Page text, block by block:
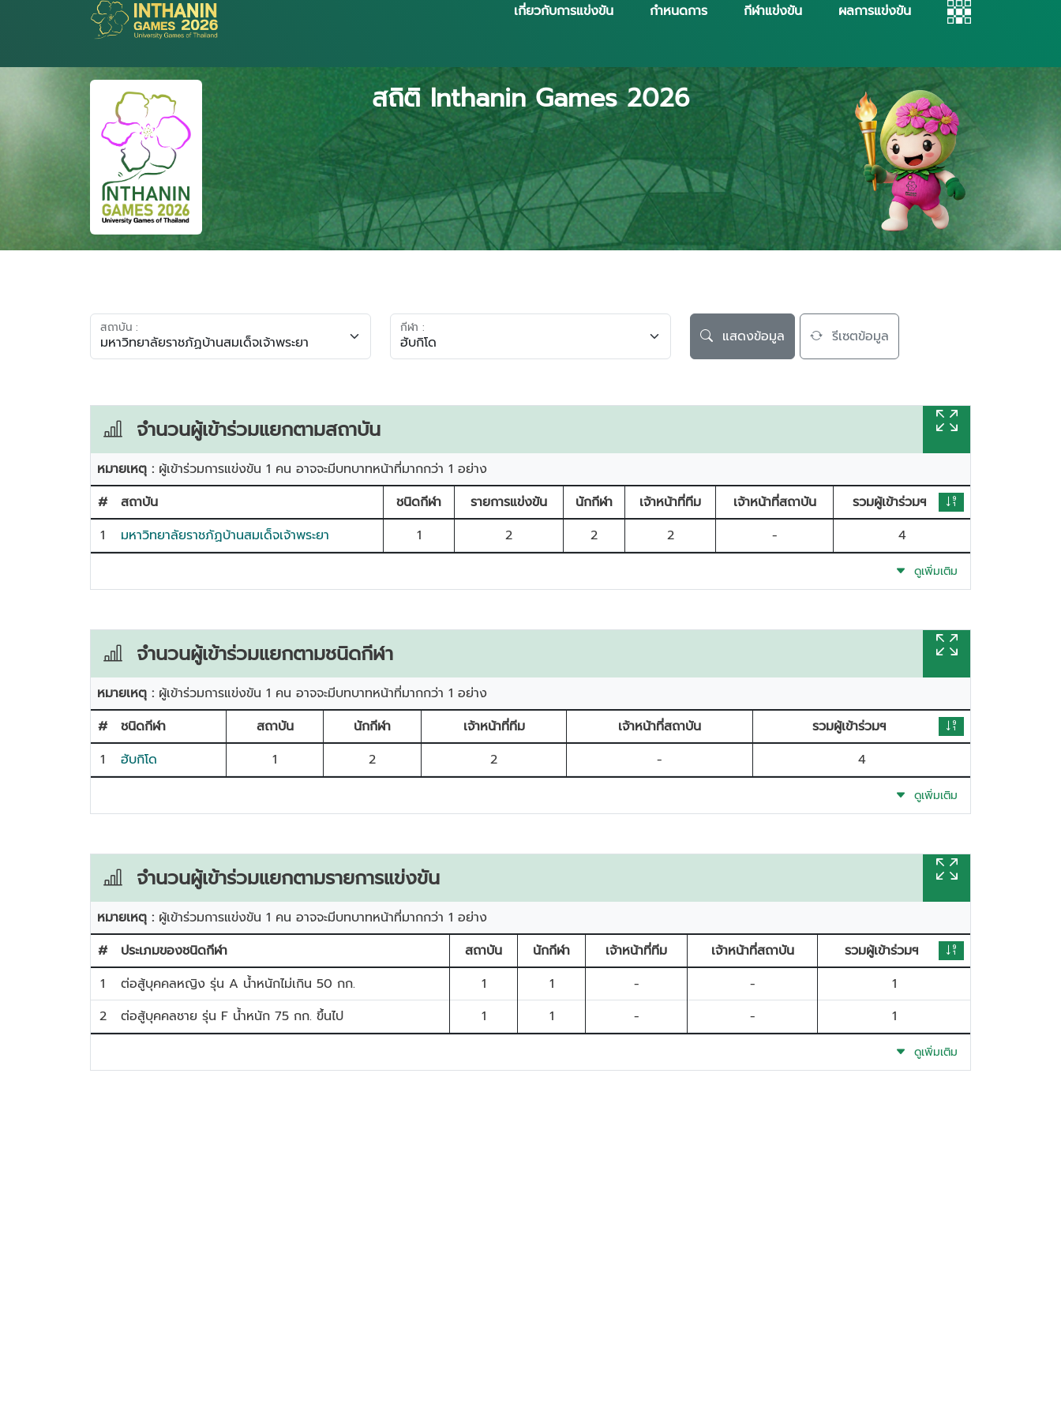
เกี่ยวกับการแข่งขัน กำหนดการ กีฬาแข่งขัน ผลการแข่งขัน
สถิติ Inthanin Games 2026
สถาบัน : กีฬา : แสดงข้อมูล รีเซตข้อมูล
จำนวนผู้เข้าร่วมแยกตามสถาบัน
หมายเหตุ : ผู้เข้าร่วมการแข่งขัน 1 คน อาจจะมีบทบาทหน้าที่มากกว่า 1 อย่าง
#
สถาบัน ชนิดกีฬา รายการแข่งขัน นักกีฬา เจ้าหน้าที่ทีม เจ้าหน้าที่สถาบัน
รวมผู้เข้าร่วมฯ
1
มหาวิทยาลัยราชภัฏบ้านสมเด็จเจ้าพระยา 1 2 2 2 - 4
ดูเพิ่มเติม
จำนวนผู้เข้าร่วมแยกตามชนิดกีฬา
หมายเหตุ : ผู้เข้าร่วมการแข่งขัน 1 คน อาจจะมีบทบาทหน้าที่มากกว่า 1 อย่าง
#
ชนิดกีฬา สถาบัน นักกีฬา เจ้าหน้าที่ทีม เจ้าหน้าที่สถาบัน
รวมผู้เข้าร่วมฯ
1
ฮับกิโด 1 2 2 - 4
ดูเพิ่มเติม
จำนวนผู้เข้าร่วมแยกตามรายการแข่งขัน
หมายเหตุ : ผู้เข้าร่วมการแข่งขัน 1 คน อาจจะมีบทบาทหน้าที่มากกว่า 1 อย่าง
#
ประเภมของชนิดกีฬา สถาบัน นักกีฬา เจ้าหน้าที่ทีม เจ้าหน้าที่สถาบัน
รวมผู้เข้าร่วมฯ
1
ต่อสู้บุคคลหญิง รุ่น A น้ำหนักไม่เกิน 50 กก. 1 1 - -
1
2
ต่อสู้บุคคลชาย รุ่น F น้ำหนัก 75 กก. ขึ้นไป 1 1 - - 1
ดูเพิ่มเติม